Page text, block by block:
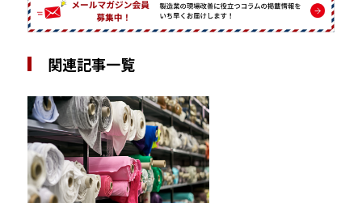
関連記事一覧